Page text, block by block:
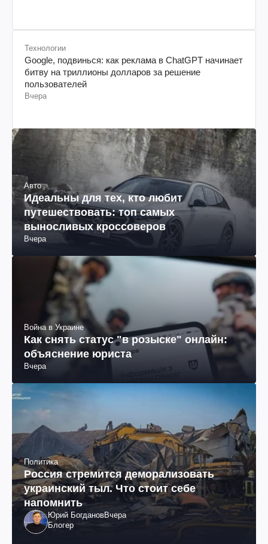
Технологии
Google, подвинься: как реклама в ChatGPT начинает
битву на триллионы долларов за решение
пользователей
Вчера
Авто
Идеальны для тех, кто любит
путешествовать: топ самых
выносливых кроссоверов
Вчера
Война в Украине
Как снять статус "в розыске" онлайн:
объяснение юриста
Вчера
Политика
Россия стремится деморализовать
украинский тыл. Что стоит себе
напомнить
Юрий БогдановВчера
Блогер